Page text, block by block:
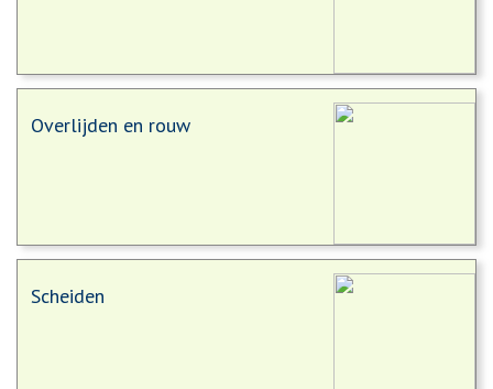
Overlijden en rouw
Scheiden